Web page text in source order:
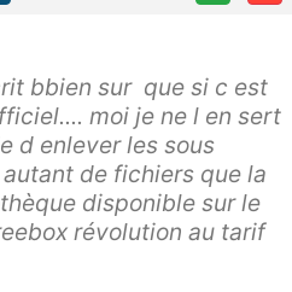
bbien sur que si c est
moi je ne l en sert
d enlever les sous
de fichiers que la
disponible sur le
révolution au tarif